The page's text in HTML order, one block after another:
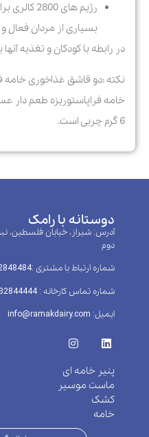
بسیاری از مردان فعال
در رابطه با کودکان و تغذیه
نکته :
6 گرم چربی است.
دوستانه با رامک
آدرس: شیراز، خیابان فلسطین،
دوم
شماره ارتباط با مشتری :‌07132848484
شماره تماس کارخانه : 07132844444
ایمیل: info@ramakdairy.com
پنیر خامه ای
ماست موسیر
کشک
خامه